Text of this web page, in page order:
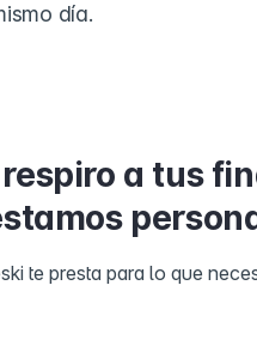
día.
a tus
te presta para lo que